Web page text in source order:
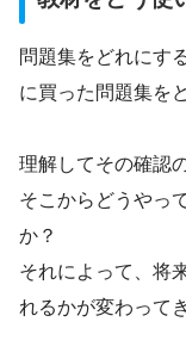
問題集をどれにす
に買った問題集を
理解してその確認
そこからどうやっ
か？
それによって、将
れるかが変わって